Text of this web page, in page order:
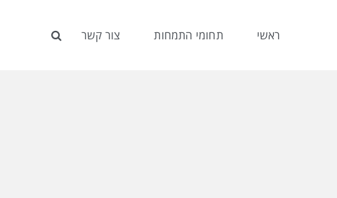
ראשי תחומי התמחות צור קשר